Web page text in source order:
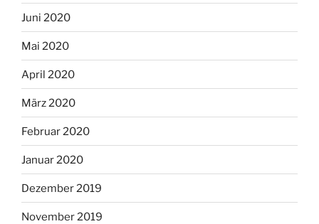
Juni 2020
Mai 2020
April 2020
März 2020
Februar 2020
Januar 2020
Dezember 2019
November 2019